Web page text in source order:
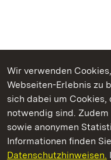
Wir verwenden
Webseiten-Erlebnis zu
sich dabei um
notwendig sind.
sowie anonymen
Informationen finden
Datenschutzhinweisen.
Kommen. Staunen.
Kloster Alpirsbach